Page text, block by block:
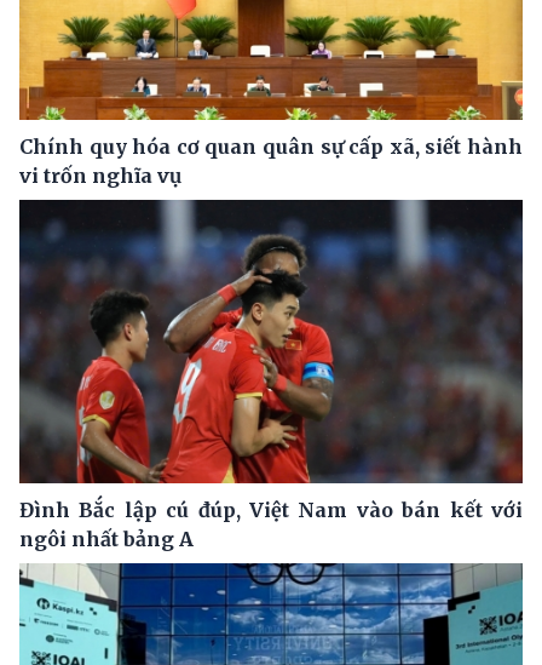
Chính quy hóa cơ quan quân sự cấp xã, siết hành
vi trốn nghĩa vụ
Đình Bắc lập cú đúp, Việt Nam vào bán kết với
ngôi nhất bảng A